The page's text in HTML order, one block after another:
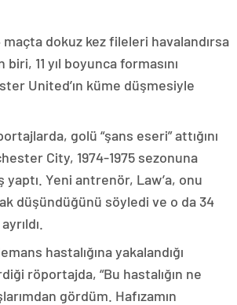
maçta dokuz kez fileleri havalandırsa
biri, 11 yıl boyunca formasını
United’ın küme düşmesiyle
golü “şans eseri” attığını
City, 1974-1975 sezonuna
yaptı. Yeni antrenör, Law’a, onu
düşündüğünü söyledi ve o da 34
hastalığına yakalandığı
röportajda, “Bu hastalığın ne
gördüm. Hafızamın